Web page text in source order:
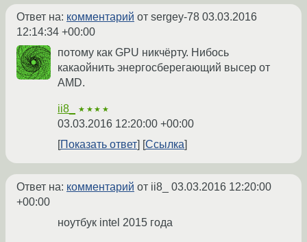
Ответ на: комментарий от sergey-78 03.03.2016
12:14:34 +00:00
потому как GPU никчёрту. Нибось
какаойнить энергосберегающий высер от
AMD.
ii8_ ★★★★
03.03.2016 12:20:00 +00:00
Показать ответ
Ссылка
Ответ на: комментарий от ii8_ 03.03.2016 12:20:00
+00:00
ноутбук intel 2015 года